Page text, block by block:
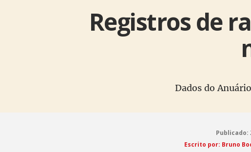
Registros de
Dados do
Publicado:
Escrito por: Bruno